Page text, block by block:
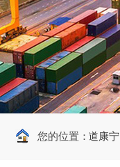
您的位置：
原装进口消泡剂> 道康宁